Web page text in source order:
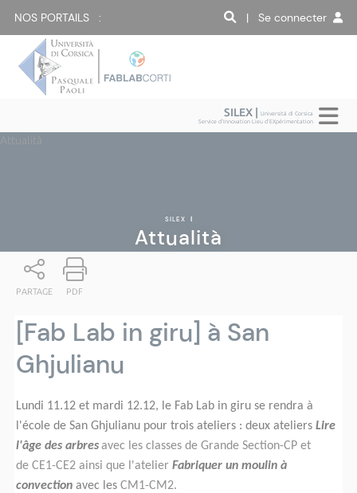
NOS PORTAILS : | Se connecter
SILEX |Università di Corsica
Service d'Innovation Lieu d'EXpérimentation
Attualità
SILEX |
Attualità
PARTAGE PDF
[Fab Lab in giru] à San
Ghjulianu
Lundi 11.12 et mardi 12.12, le Fab Lab in giru se rendra à
l'école de San Ghjulianu pour trois ateliers : deux ateliers Lire
l'âge des arbresavec les classes de Grande Section-CP et
deCE1-CE2 ainsi que l'atelier Fabriquer un moulin à
convectionavec les CM1-CM2.